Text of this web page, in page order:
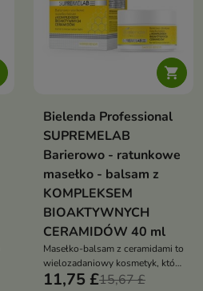

Bielenda Professional
SUPREMELAB
Barierowo - ratunkowe
masełko - balsam z
KOMPLEKSEM
BIOAKTYWNYCH
CERAMIDÓW 40 ml
Masełko-balsam z ceramidami to
wielozadaniowy kosmetyk, który
przywraca komfort i zdrowy
11,75 £15,67 £